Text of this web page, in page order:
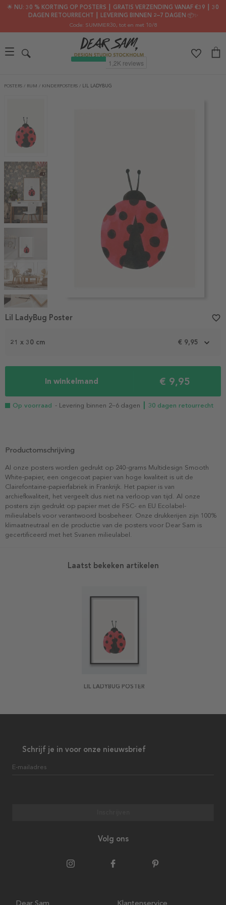
🌟 NU: 30 % KORTING OP POSTERS ┃ GRATIS VERZENDING VANAF €39 ┃ 30
DAGEN RETOURRECHT ┃ LEVERING BINNEN 2–7 DAGEN 📦✨
Code: SUMMER30, tot en met 10/8
POSTERS / RUM / KINDERPOSTERS / LIL LADYBUG
1
21 x 30 cm € 9,95
In winkelmand € 9,95
Op voorraad - Levering binnen 2–6 dagen ┃ 30 dagen retourrecht
Lil LadyBug Poster favorite_border
Productomschrijving
Al onze posters worden gedrukt op 240-grams Multidesign Smooth
White-papier, een ongecoat papier van hoge kwaliteit is uit de
Clairefontaine-papierfabriek in Frankrijk. Het papier is van
archiefkwaliteit, het vergeelt dus niet na verloop van tijd. Al onze
posters zijn gedrukt op papier met de FSC- en EU Ecolabel-
milieulabels voor verantwoord bosbeheer. Onze drukkerijen zijn 100%
klimaatneutraal en de productie van de posters voor Dear Sam is
gecertificeerd met het Svanen milieulabel.
Laatst bekeken artikelen
LIL LADYBUG POSTER
Schrijf je in voor onze nieuwsbrief
E-mailadres
Volg ons
Dear Sam Klantenservice